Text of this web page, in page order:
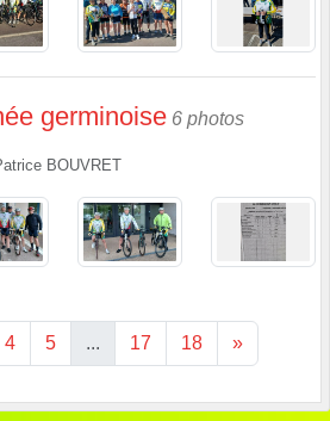
germinoise 6 photos
BOUVRET
4 5 ... 17 18 »